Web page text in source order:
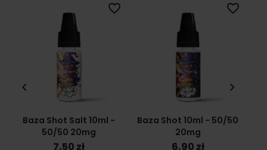
Baza Shot Salt 10ml -
50/50 20mg
7,50 zł
favorite_border
Baza Shot 10ml - 50/50
20mg
6,90 zł
favorite_border
keyboard_arrow_left keyboard_arrow_right